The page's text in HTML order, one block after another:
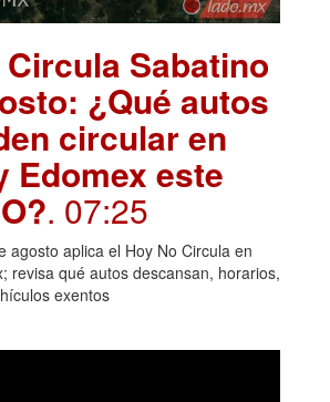
Circula Sabatino
¿Qué autos
circular en
Edomex este
. 07:25
agosto aplica el Hoy No Circula en
revisa qué autos descansan, horarios,
exentos